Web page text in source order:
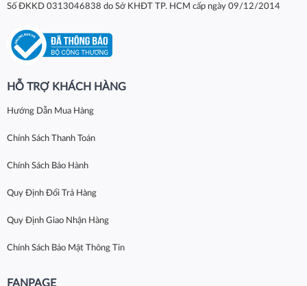
Số ĐKKD 0313046838 do Sở KHĐT TP. HCM cấp ngày 09/12/2014
HỖ TRỢ KHÁCH HÀNG
Hướng Dẫn Mua Hàng
Chính Sách Thanh Toán
Chính Sách Bảo Hành
Quy Định Đổi Trả Hàng
Quy Định Giao Nhận Hàng
Chính Sách Bảo Mật Thông Tin
FANPAGE